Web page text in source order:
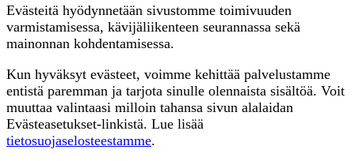
Evästeitä hyödynnetään sivustomme toimivuuden
varmistamisessa, kävijäliikenteen seurannassa sekä
mainonnan kohdentamisessa.
Kun hyväksyt evästeet, voimme kehittää palvelustamme
entistä paremman ja tarjota sinulle olennaista sisältöä. Voit
muuttaa valintaasi milloin tahansa sivun alalaidan
Evästeasetukset-linkistä. Lue lisää
tietosuojaselosteestamme.